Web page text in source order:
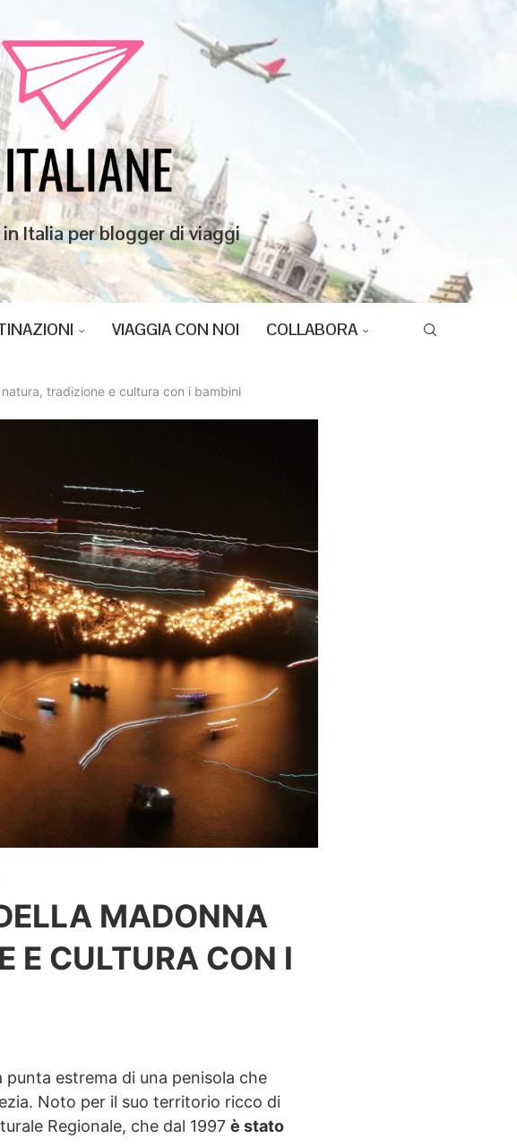
Italia per blogger di viaggi
VIAGGIA CON NOI COLLABORA
tradizione e cultura con i bambini
MADONNA
E CULTURA CON I
estrema di una penisola che
Noto per il suo territorio ricco di
Regionale, che dal 1997 è stato